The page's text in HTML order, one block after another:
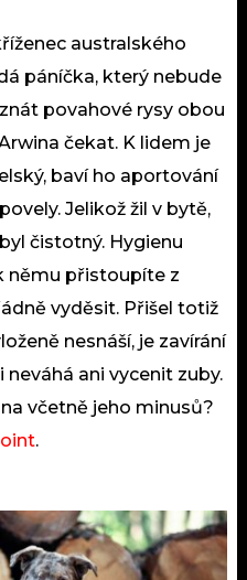
australského
páníčka, který nebude
povahové rysy obou
čekat. K lidem je
baví ho aportování
Jelikož žil v bytě,
čistotný. Hygienu
němu přistoupíte z
vyděsit. Přišel totiž
nesnáší, je zavírání
ani vycenit zuby.
včetně jeho minusů?
.